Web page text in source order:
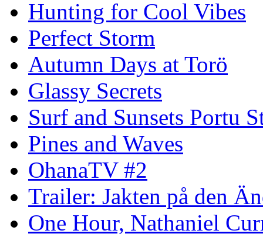
Hunting for Cool Vibes
Perfect Storm
Autumn Days at Torö
Glassy Secrets
Surf and Sunsets Portu
Pines and Waves
OhanaTV #2
Trailer: Jakten på den
One Hour, Nathaniel